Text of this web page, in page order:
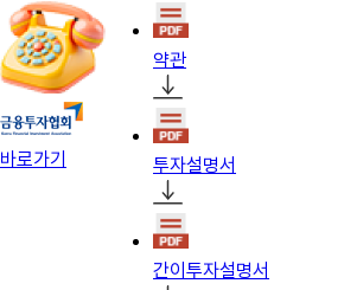
바로가기
약관
투자설명서
간이투자설명서